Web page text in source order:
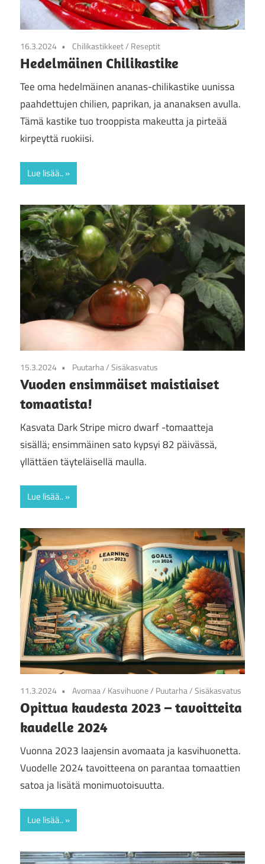
16.3.2024 Chilikastikkeet/ Reseptit
Hedelmäinen Chilikastike
Tee oma hedelmäinen ananas-chilikastike uunissa
paahdettujen chilien, paprikan, ja ananaksen avulla.
Tämä kastike tuo trooppista makeutta ja pirteää
kirpeyttä ruokiisi.
Lue lisää..
15.3.2024 Puutarha/Sisäkasvatus
Vuoden ensimmäiset maistiaiset
tomaatista!
Kasvata Dark Stripe micro dwarf -tomaatteja
sisällä; ensimmäinen sato kypsyi 82 päivässä,
yllättäen täyteläisellä maulla.
Lue lisää..
11.3.2024 Avomaa/ Kasvihuone/ Puutarha/Sisäkasvatus
Opittua kaudesta 2023 – tavoitteita
kaudelle 2024
Vuonna 2023 laajensin avomaata ja kasvihuonetta.
Vuodelle 2024 tavoitteena on parantaa tomaattien
satoa ja lisätä monimuotoisuutta.
Lue lisää..